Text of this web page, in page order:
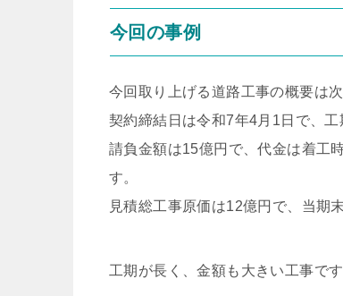
今回の事例
今回取り上げる道路工事の概要は次
契約締結日は令和7年4月1日で、
請負金額は15億円で、代金は着工
す。
見積総工事原価は12億円で、当期
工期が長く、金額も大きい工事で